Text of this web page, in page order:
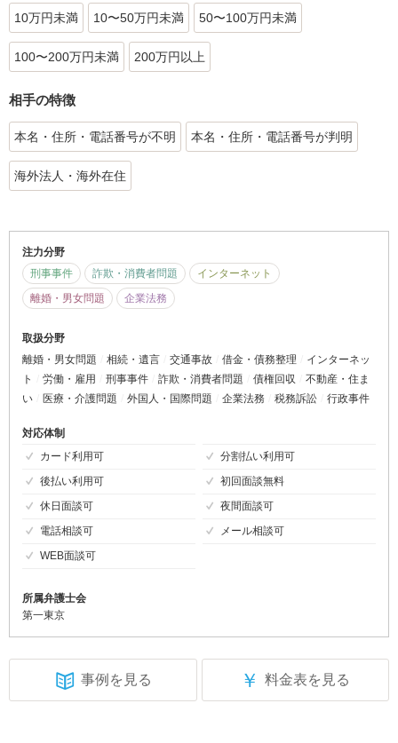
10万円未満 10〜50万円未満 50〜100万円未満
100〜200万円未満 200万円以上
相手の特徴
本名・住所・電話番号が不明 本名・住所・電話番号が判明
海外法人・海外在住
注力分野
刑事事件
詐欺・消費者問題
インターネット
離婚・男女問題
企業法務
取扱分野
離婚・男女問題
相続・遺言 交通事故 借金・債務整理
インターネッ
ト
労働・雇用 刑事事件 詐欺・消費者問題 債権回収
不動産・住ま
い
医療・介護問題 外国人・国際問題 企業法務 税務訴訟 行政事件
対応体制
カード利用可
分割払い利用可
後払い利用可
初回面談無料
休日面談可
夜間面談可
電話相談可
メール相談可
WEB面談可
所属弁護士会
第一東京
事例を見る ￥ 料金表を見る